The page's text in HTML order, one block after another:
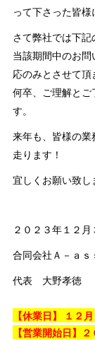
って下さった皆様
さて弊社では下記
当該期間中のお
応のみとさせて頂
何卒、ご理解とご
す。
来年も、皆様の業
走ります！
宜しくお願い致し
２０２３年１２月
合同会社Ａ－ａｓ
代表 大野孝徳
【休業日】 １２
【営業開始日】